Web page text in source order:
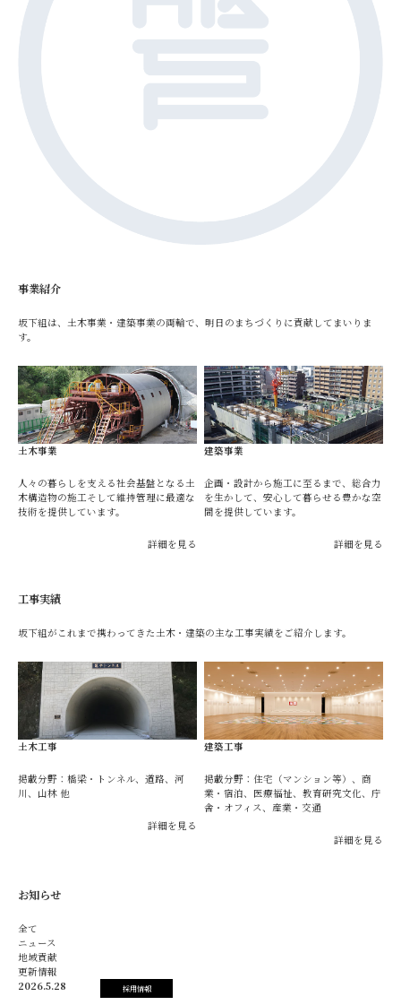
事業紹介
坂下組は、土木事業・建築事業の両輪で、明日のまちづくりに貢献してまいりま
す。
土木事業
人々の暮らしを支える社会基盤となる土
木構造物の施工そして維持管理に最適な
技術を提供しています。
詳細を見る
建築事業
企画・設計から施工に至るまで、総合力
を生かして、安心して暮らせる豊かな空
間を提供しています。
詳細を見る
工事実績
坂下組がこれまで携わってきた土木・建築の主な工事実績をご紹介します。
土木工事
掲載分野：橋梁・トンネル、道路、河
川、山林 他
詳細を見る
建築工事
掲載分野：住宅（マンション等）、商
業・宿泊、医療福祉、教育研究文化、庁
舎・オフィス、産業・交通
詳細を見る
お知らせ
全て
ニュース
地域貢献
更新情報
2026.5.28
採用情報